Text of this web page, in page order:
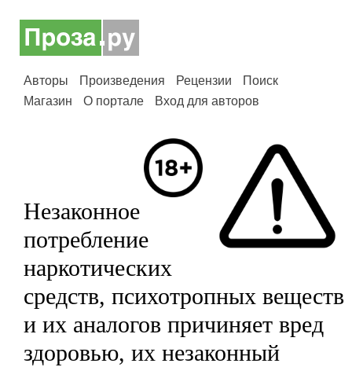
Авторы Произведения Рецензии
Поиск
Магазин
О портале Вход для авторов
Незаконное
потребление
наркотических
средств, психотропных веществ
и их аналогов причиняет вред
здоровью, их незаконный